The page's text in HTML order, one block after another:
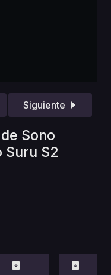
Siguiente
Sono
Suru S2